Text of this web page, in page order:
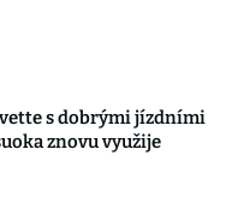
s dobrými jízdními
znovu využije